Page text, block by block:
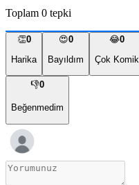
Toplam 0 tepki
👏0
Harika
😍0
Bayıldım
😂0
Çok Komik
👎0
Beğenmedim